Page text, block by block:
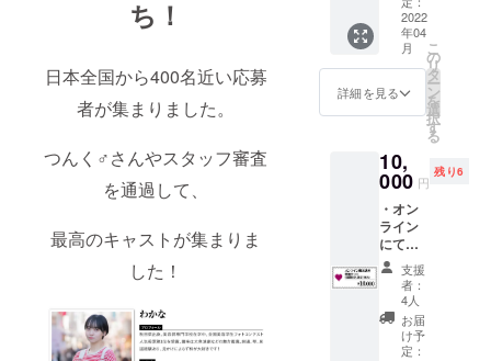
ち！
日本全国から400名近い応募
者が集まりました。
つんく♂さんやスタッフ審査
を通過して、
最高のキャストが集まりま
した！
オンラ
イン
オー
ディ
ション
す。
【主な
講義内
容】
「オー
ディ
ション
用紙を
書く時
のコ
ツ」
「宣材
子やド
リンク
の差し
入れ 頑
張って
いる
キャス
んなを
応援し
たい方
におス
スメで
す！ ・
出演者
にクラ
ンク
アップ
のお祝
いの花
2022
年04
月
詳細を見る
こ
の
リ
タ
ー
ン
を
選
択
す
る
10,
000 円
残り6
・オン
ライン
にて、
監督の
山本が2
回に分
けて脚
本講
座・添
支援
者：
4人
お届
け予
定：